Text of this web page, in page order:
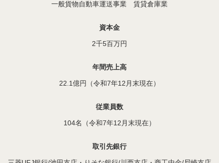
一般貨物自動車運送事業 賃貸倉庫業
資本金
2千5百万円
年間売上高
22.1億円（令和7年12月末現在）
従業員数
104名（令和7年12月末現在）
取引先銀行